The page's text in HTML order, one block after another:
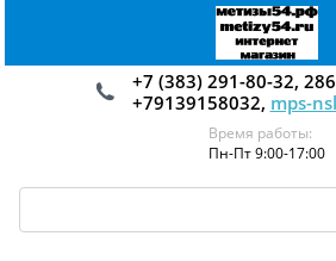
+7 (383) 291-80-32,
+79139158032, mps-
Время работы:
Пн-Пт 9:00-17:00